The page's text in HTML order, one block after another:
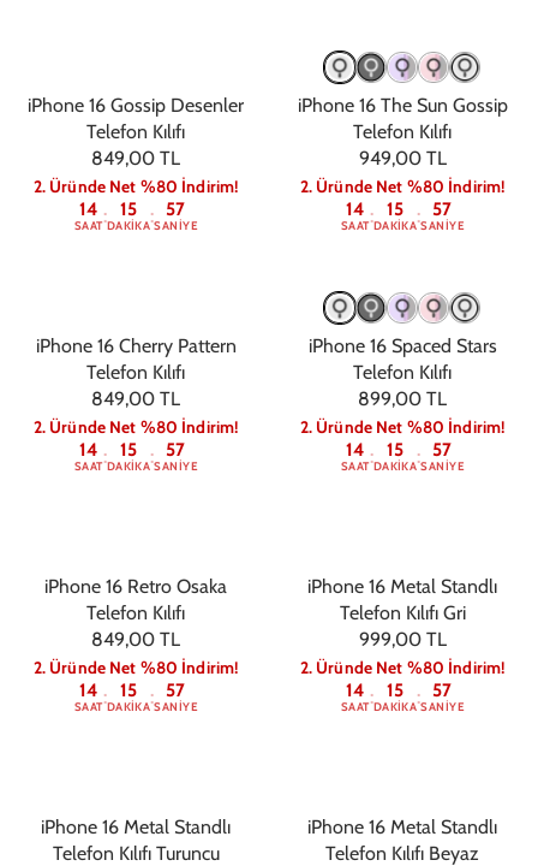
iPhone 16 Gossip Desenler
Telefon Kılıfı
849,00 TL
2. Üründe Net %80 İndirim!
14
SAAT: 15
DAKIKA: 56
SANIYE
iPhone 16 The Sun Gossip
Telefon Kılıfı
949,00 TL
2. Üründe Net %80 İndirim!
14
SAAT: 15
DAKIKA: 56
SANIYE
iPhone 16 Cherry Pattern
Telefon Kılıfı
849,00 TL
2. Üründe Net %80 İndirim!
14
SAAT: 15
DAKIKA: 56
SANIYE
iPhone 16 Spaced Stars
Telefon Kılıfı
899,00 TL
2. Üründe Net %80 İndirim!
14
SAAT: 15
DAKIKA: 56
SANIYE
iPhone 16 Retro Osaka
Telefon Kılıfı
849,00 TL
2. Üründe Net %80 İndirim!
14
SAAT: 15
DAKIKA: 56
SANIYE
iPhone 16 Metal Standlı
Telefon Kılıfı Gri
999,00 TL
2. Üründe Net %80 İndirim!
14
SAAT: 15
DAKIKA: 56
SANIYE
iPhone 16 Metal Standlı
Telefon Kılıfı Turuncu
iPhone 16 Metal Standlı
Telefon Kılıfı Beyaz